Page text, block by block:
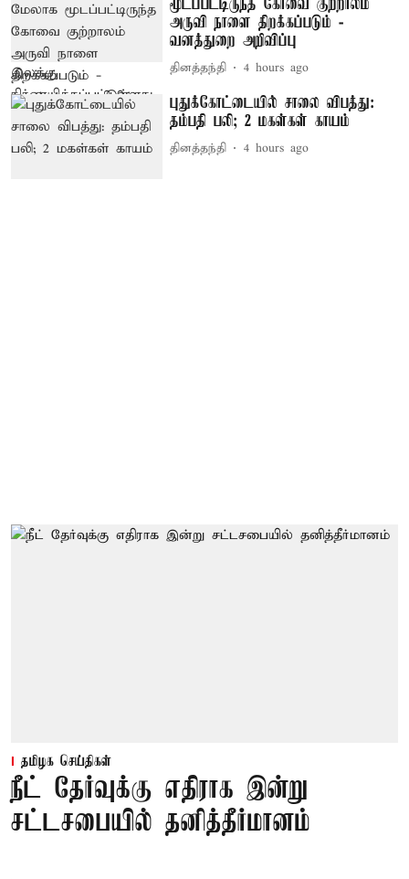
மூடப்பட்டிருந்த கோவை குற்றாலம்
அருவி நாளை திறக்கப்படும் -
வனத்துறை அறிவிப்பு
தினத்தந்தி 4 hours ago
புதுக்கோட்டையில் சாலை விபத்து:
தம்பதி பலி; 2 மகள்கள் காயம்
தினத்தந்தி 4 hours ago
தமிழக செய்திகள்
நீட் தேர்வுக்கு எதிராக இன்று
சட்டசபையில் தனித்தீர்மானம்